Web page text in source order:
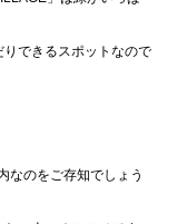
できるスポットなので
なのをご存知でしょう